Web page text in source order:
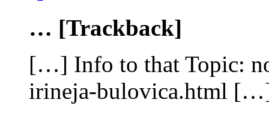
… [Trackback]
[…] Info to that Topic:
irineja-bulovica.html